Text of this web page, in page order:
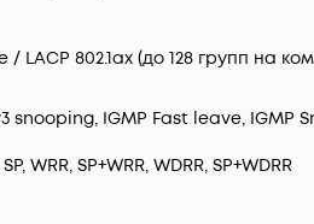
/ LACP 802.1ax (до 128 групп на
snooping, IGMP Fast leave, IGMP
WRR, SP+WRR, WDRR, SP+WDRR